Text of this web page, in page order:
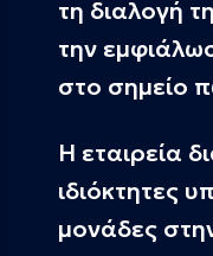
τη διαλογή
την
στο σημείο
Η εταιρεία
ιδιόκτητες
μονάδες